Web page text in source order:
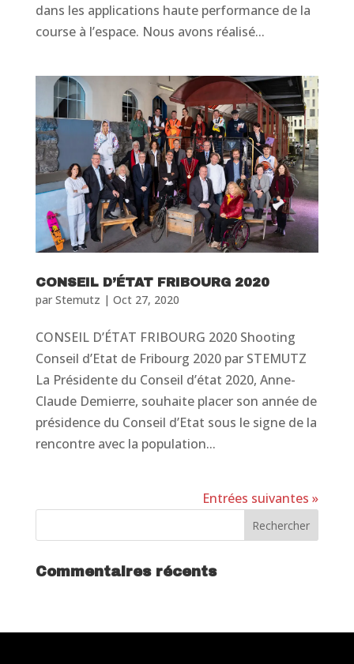
dans les applications haute performance de la
course à l’espace. Nous avons réalisé...
CONSEIL D’ÉTAT FRIBOURG 2020
par Stemutz | Oct 27, 2020
CONSEIL D’ÉTAT FRIBOURG 2020 Shooting
Conseil d’Etat de Fribourg 2020 par STEMUTZ
La Présidente du Conseil d’état 2020, Anne-
Claude Demierre, souhaite placer son année de
présidence du Conseil d’Etat sous le signe de la
rencontre avec la population...
Entrées suivantes »
Commentaires récents